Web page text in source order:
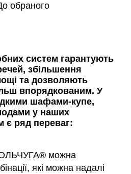
обраного
систем гарантують
збільшення
та дозволяють
впорядкованим. У
шафами-купе,
у наших
є ряд переваг:
КОЛЬЧУГА® можна
які можна надалі